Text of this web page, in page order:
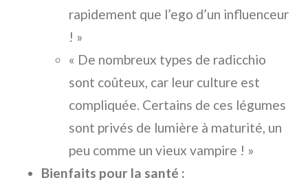
rapidement que l’ego d’un influenceur
! »
« De nombreux types de radicchio
sont coûteux, car leur culture est
compliquée. Certains de ces légumes
sont privés de lumière à maturité, un
peu comme un vieux vampire ! »
Bienfaits pour la santé :